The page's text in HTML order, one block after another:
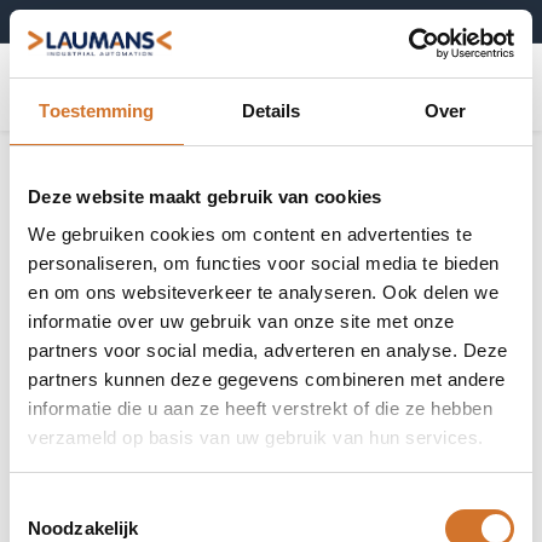
Toestemming Details Over
Deze website maakt gebruik van cookies
We gebruiken cookies om content en advertenties te
personaliseren, om functies voor social media te bieden
en om ons websiteverkeer te analyseren. Ook delen we
informatie over uw gebruik van onze site met onze
partners voor social media, adverteren en analyse. Deze
partners kunnen deze gegevens combineren met andere
informatie die u aan ze heeft verstrekt of die ze hebben
verzameld op basis van uw gebruik van hun services.
Noodzakelijk
0